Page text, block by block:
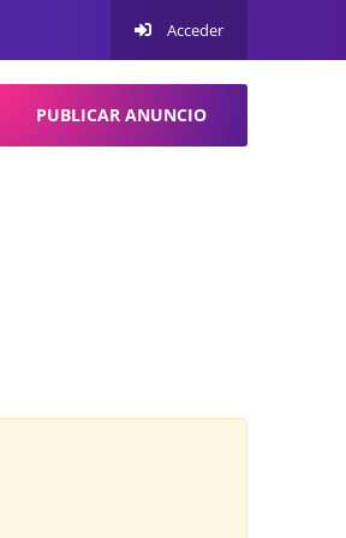
Acceder
PUBLICAR ANUNCIO